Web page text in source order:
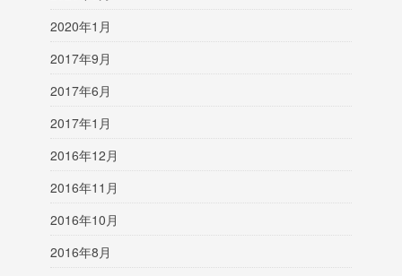
2020年1月
2017年9月
2017年6月
2017年1月
2016年12月
2016年11月
2016年10月
2016年8月